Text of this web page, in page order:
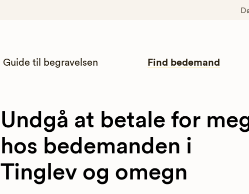
Guide til begravelsen Find bedemand
Undgå at betale for
hos bedemanden i
Tinglev og omegn